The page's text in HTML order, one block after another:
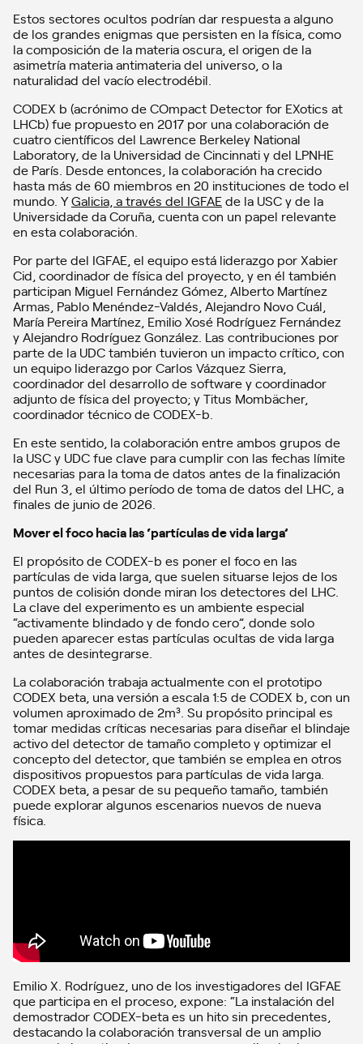
Estos sectores ocultos podrían dar respuesta a alguno
de los grandes enigmas que persisten en la física, como
la composición de la materia oscura, el origen de la
asimetría materia antimateria del universo, o la
naturalidad del vacío electrodébil.
CODEX b (acrónimo de COmpact Detector for EXotics at
LHCb) fue propuesto en 2017 por una colaboración de
cuatro científicos del Lawrence Berkeley National
Laboratory, de la Universidad de Cincinnati y del LPNHE
de París. Desde entonces, la colaboración ha crecido
hasta más de 60 miembros en 20 instituciones de todo el
mundo. YGalicia, a través del IGFAEde la USC y de la
Universidade da Coruña, cuenta con un papel relevante
en esta colaboración.
Por parte del IGFAE, el equipo está liderazgo por Xabier
Cid, coordinador de física del proyecto, y en él también
participan Miguel Fernández Gómez, Alberto Martínez
Armas, Pablo Menéndez-Valdés, Alejandro Novo Cuál,
María Pereira Martínez, Emilio Xosé Rodríguez Fernández
y Alejandro Rodríguez González. Las contribuciones por
parte de la UDC también tuvieron un impacto crítico, con
un equipo liderazgo por Carlos Vázquez Sierra,
coordinador del desarrollo de software y coordinador
adjunto de física del proyecto; y Titus Mombächer,
coordinador técnico de CODEX-b.
En este sentido, la colaboración entre ambos grupos de
la USC y UDC fue clave para cumplir con las fechas límite
necesarias para la toma de datos antes de la finalización
del Run 3, el último período de toma de datos del LHC, a
finales de junio de 2026.
Mover el foco hacia las ‘partículas de vida larga’
El propósito de CODEX-b es poner el foco en las
partículas de vida larga, que suelen situarse lejos de los
puntos de colisión donde miran los detectores del LHC.
La clave del experimento es un ambiente especial
“activamente blindado y de fondo cero”, donde solo
pueden aparecer estas partículas ocultas de vida larga
antes de desintegrarse.
La colaboración trabaja actualmente con el prototipo
CODEX beta, una versión a escala 1:5 de CODEX b, con un
volumen aproximado de 2m³. Su propósito principal es
tomar medidas críticas necesarias para diseñar el blindaje
activo del detector de tamaño completo y optimizar el
concepto del detector, que también se emplea en otros
dispositivos propuestos para partículas de vida larga.
CODEX beta, a pesar de su pequeño tamaño, también
puede explorar algunos escenarios nuevos de nueva
física.
Emilio X. Rodríguez, uno de los investigadores del IGFAE
que participa en el proceso, expone: “La instalación del
demostrador CODEX-beta es un hito sin precedentes,
destacando la colaboración transversal de un amplio